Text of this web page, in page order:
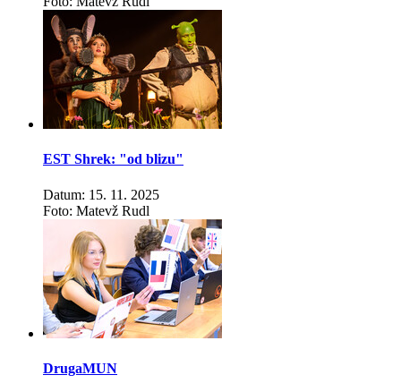
EST Shrek: "od blizu"
Datum: 15. 11. 2025
Foto: Matevž Rudl
DrugaMUN